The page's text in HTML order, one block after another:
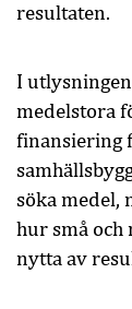
resultaten.
I
medelstora
finansiering
söka medel,
hur små
nytta av